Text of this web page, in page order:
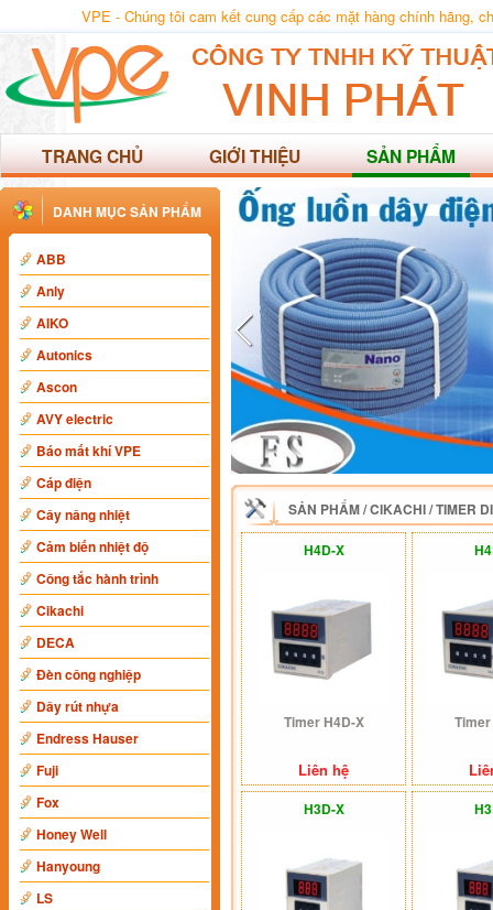
VPE - Chúng tôi cam kết cung cấp các mặt hàng chính hãng,
TRANG CHỦ GIỚI THIỆU SẢN PHẨM
DANH MỤC SẢN PHẨM
ABB
Anly
AIKO
Autonics
Ascon
AVY electric
Báo mất khí VPE
Cáp điện
Cây nâng nhiệt
Cảm biến nhiệt độ
Công tắc hành trình
Cikachi
DECA
Đèn công nghiệp
Dây rút nhựa
Endress Hauser
Fuji
Fox
Honey Well
Hanyoung
LS
SẢN PHẨM/CIKACHI/TIMER
H4D-X
Timer H4D-X
Liên hệ
H3D-X